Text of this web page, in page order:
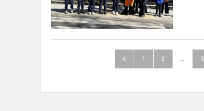
1 2 ... 5